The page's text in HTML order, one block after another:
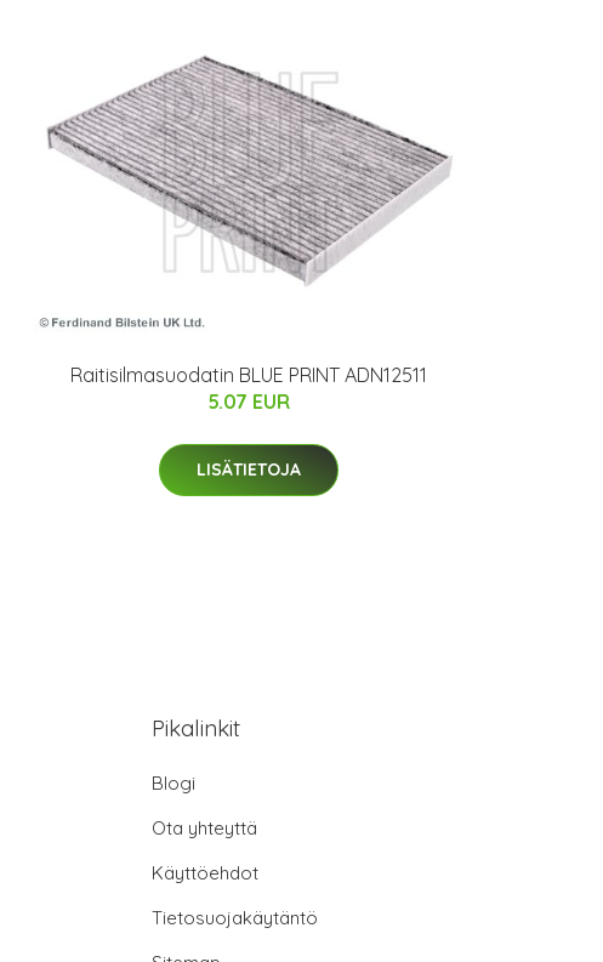
Raitisilmasuodatin BLUE PRINT ADN12511
5.07 EUR
LISÄTIETOJA
Pikalinkit
Blogi
Ota yhteyttä
Käyttöehdot
Tietosuojakäytäntö